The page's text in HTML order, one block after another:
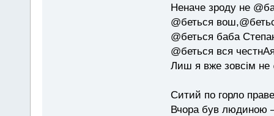
Неначе зроду не
@беться
@беться баба
@беться вся
Лиш я вже зовсім не
Ситий по горло
Вчора був людиною —